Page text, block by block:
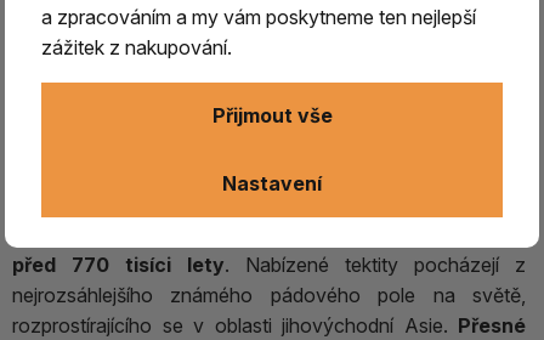
Tektit (Indočínit) - přírodní
impaktní sklo 1.
před 770 tisíci lety. Nabízené tektity pocházejí z
nejrozsáhlejšího známého pádového pole na světě,
rozprostírajícího se v oblasti jihovýchodní Asie. Přesné
a zpracováním a my vám poskytneme ten nejlepší
zážitek z nakupování.
Nastavení
Přijmout vše